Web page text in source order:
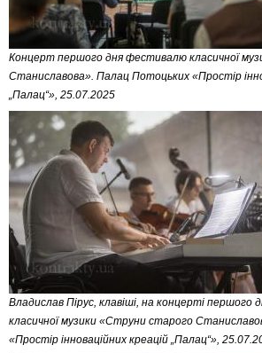
Концерт першого дня фестивалю класичної
Станиславова». Палац Потоцьких «Простір
„Палац“», 25.07.2025
Владислав Пірус, клавіші, на концерті першого
класичної музики «Струни старого
«Простір інноваційних креацій „Палац“»,